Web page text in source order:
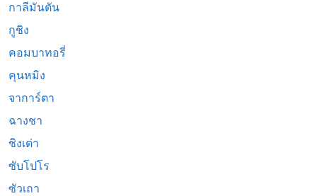
กาลีมันตัน
กูชิง
คอมบาทอรี่
คุนหมิง
จาการ์ตา
ฉางชา
ชิงเต่า
ซับโปโร
ซัวเถา